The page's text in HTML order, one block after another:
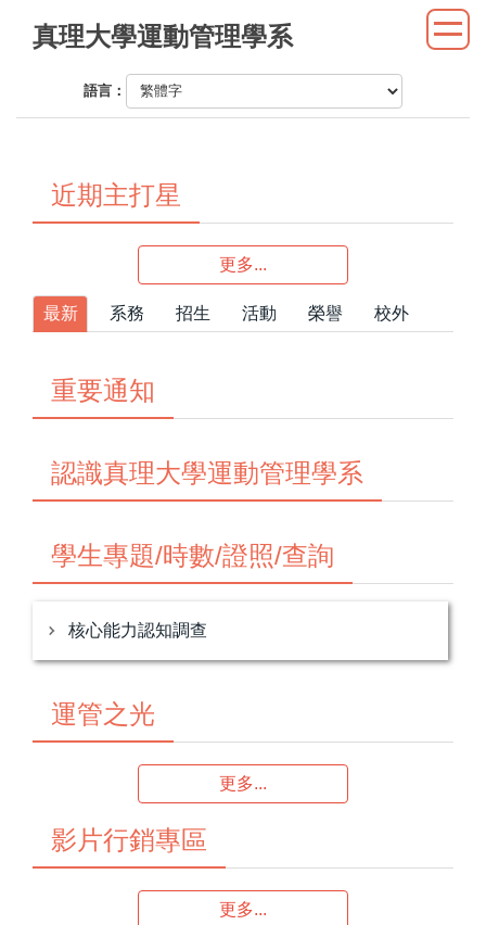
內
真理大學運動管理學系
語言：
近期主打星
更多...
最新 系務 招生 活動 榮譽 校外
重要通知
認識真理大學運動管理學系
學生專題/時數/證照/查詢
核心能力認知調查
運管之光
更多...
影片行銷專區
更多...